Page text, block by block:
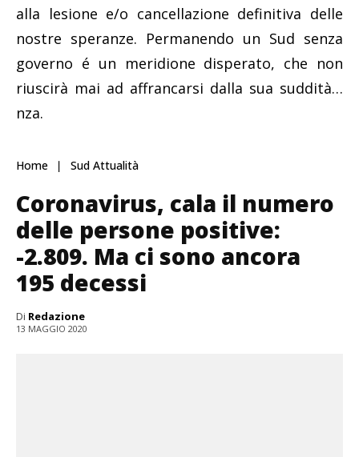
alla lesione e/o cancellazione definitiva delle
nostre speranze. Permanendo un Sud senza
governo é un meridione disperato, che non
riuscirà mai ad affrancarsi dalla sua suddità…
nza.
Home Sud Attualità
Coronavirus, cala il numero
delle persone positive:
-2.809. Ma ci sono ancora
195 decessi
Di Redazione
13 MAGGIO 2020